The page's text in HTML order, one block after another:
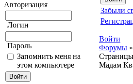
Авторизация
Логин
Пароль
Запомнить меня на
этом компьютере
Забыли
Войти
Форумы »
Мадам